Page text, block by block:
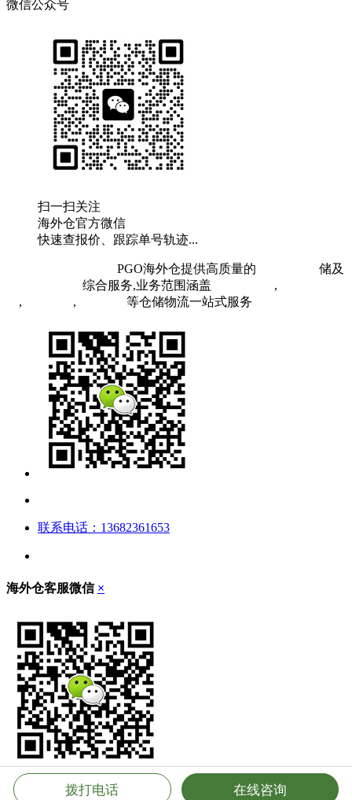
微信公众号
扫一扫关注
海外仓官方微信
快速查报价、跟踪单号轨迹...
PGO海外仓提供高质量的
储及
综合服务,业务范围涵盖 ,
, , 等仓储物流一站式服务
联系电话：13682361653
海外仓客服微信 ×
立即扫描，添加客服微信
拨打电话 在线咨询